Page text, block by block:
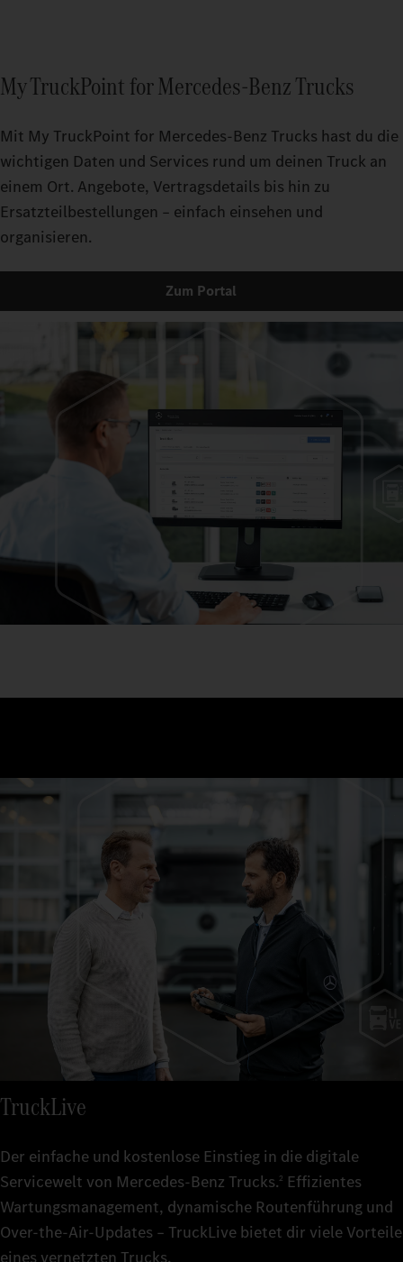
My TruckPoint for Mercedes‑Benz Trucks
Mit My TruckPoint for Mercedes‑Benz Trucks hast du die
wichtigen Daten und Services rund um deinen Truck an
einem Ort. Angebote, Vertragsdetails bis hin zu
Ersatzteilbestellungen – einfach einsehen und
organisieren.
Zum Portal
TruckLive
Der einfache und kostenlose Einstieg in die digitale
Servicewelt von Mercedes‑Benz Trucks.2 Effizientes
Wartungsmanagement, dynamische Routenführung und
Over-the-Air-Updates – TruckLive bietet dir viele Vorteile
eines vernetzten Trucks.